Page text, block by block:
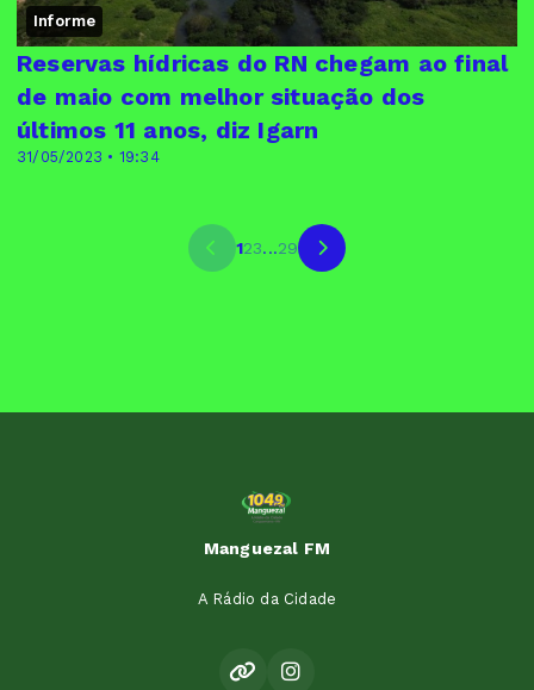
Informe
31/05/2023 • 19:34
Reservas hídricas do RN chegam ao final
de maio com melhor situação dos
últimos 11 anos, diz Igarn
123...29
Manguezal FM
A Rádio da Cidade